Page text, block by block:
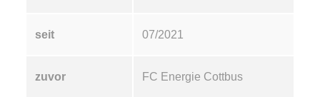
seit 07/2021
zuvor FC Energie Cottbus